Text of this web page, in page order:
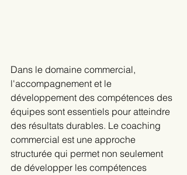
Dans le domaine commercial,
l'accompagnement et le
développement des compétences des
équipes sont essentiels pour atteindre
des résultats durables. Le coaching
commercial est une approche
structurée qui permet non seulement
de développer les compétences